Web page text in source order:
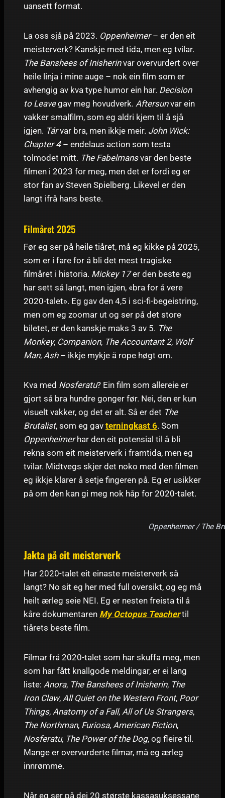
uansett format.
La oss sjå på 2023. Oppenheimer– er den eit
meisterverk? Kanskje med tida, men eg tvilar.
The Banshees of Inisherinvar overvurdert over
heile linja i mine auge – nok ein film som er
avhengig av kva type humor ein har. Decision
to Leavegav meg hovudverk. Aftersunvar ein
vakker smalfilm, som eg aldri kjem til å sjå
igjen. Tárvar bra, men ikkje meir. John Wick:
Chapter 4– endelaus action som testa
tolmodet mitt. The Fabelmansvar den beste
filmen i 2023 for meg, men det er fordi eg er
stor fan av Steven Spielberg. Likevel er den
langt ifrå hans beste.
Filmåret 2025
Før eg ser på heile tiåret, må eg kikke på 2025,
som er i fare for å bli det mest tragiske
filmåret i historia. Mickey 17er den beste eg
har sett så langt, men igjen, «bra for å vere
2020-talet». Eg gav den 4,5 i sci-fi-begeistring,
men om eg zoomar ut og ser på det store
biletet, er den kanskje maks 3 av 5. The
Monkey, Companion, The Accountant 2, Wolf
Man, Ash– ikkje mykje å rope høgt om.
Kva med Nosferatu? Ein film som allereie er
gjort så bra hundre gonger før. Nei, den er kun
visuelt vakker, og det er alt. Så er det The
Brutalist, som eg gav terningkast 6. Som
Oppenheimerhar den eit potensial til å bli
rekna som eit meisterverk i framtida, men eg
tvilar. Midtvegs skjer det noko med den filmen
eg ikkje klarer å setje fingeren på. Eg er usikker
på om den kan gi meg nok håp for 2020-talet.
Oppenheimer / The
Jakta på eit meisterverk
Har 2020-talet eit einaste meisterverk så
langt? No sit eg her med full oversikt, og eg må
heilt ærleg seie NEI. Eg er nesten freista til å
kåre dokumentaren My Octopus Teachertil
tiårets beste film.
Filmar frå 2020-talet som har skuffa meg, men
som har fått knallgode meldingar, er ei lang
liste: Anora, The Banshees of Inisherin, The
Iron Claw, All Quiet on the Western Front, Poor
Things, Anatomy of a Fall, All of Us Strangers,
The Northman, Furiosa, American Fiction,
Nosferatu, The Power of the Dog, og fleire til.
Mange er overvurderte filmar, må eg ærleg
innrømme.
Når eg ser på dei 20 største kassasuksessane